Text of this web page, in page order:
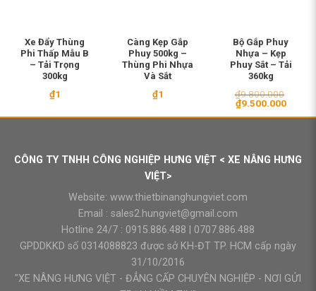
Xe Đẩy Thùng
Phi Thấp Mẫu B
– Tải Trọng
300kg
₫1
Càng Kẹp Gắp
Phuy 500kg –
Thùng Phi Nhựa
Và Sắt
₫1
Bộ Gắp Phuy
Nhựa – Kẹp
Phuy Sắt – Tải
360kg
₫9.800.000
Giá
gốc
là:
₫9.500.000Giá
tại
CÔNG TY TNHH CÔNG NGHIỆP HƯNG VIỆT < XE NÂNG HƯNG
VIỆT>
Website: www.thietbinanghungviet.com
Email : sales2.hungviet@gmail.com
Hotline 24/7 : 0915.886.488
0707.886.488
GPDDKKD số 0314088823 được sở KH-ĐT TP. HCM cấp ngày
31/10/2016
"XE NÂNG HƯNG VIỆT - ĐẲNG CẤP CHUYÊN NGHIỆP - NƠI GỬI